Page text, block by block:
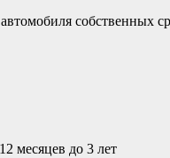
собственных
месяцев до 3 лет